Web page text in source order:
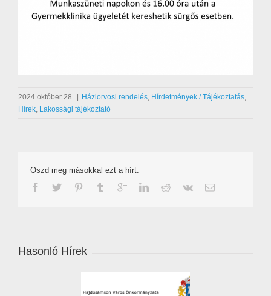
2024 október 28. | Háziorvosi rendelés Hírdetmények / Tájékoztatás
Hírek Lakossági tájékoztató
Oszd meg másokkal ezt a hírt:
Hasonló Hírek